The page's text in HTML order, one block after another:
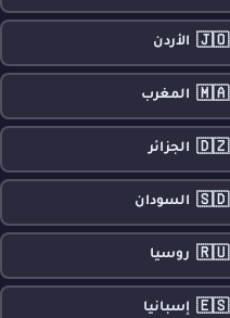
🇯🇴 الأردن
🇲🇦 المغرب
🇩🇿 الجزائر
🇸🇩 السودان
🇷🇺 روسيا
🇪🇸 إسبانيا